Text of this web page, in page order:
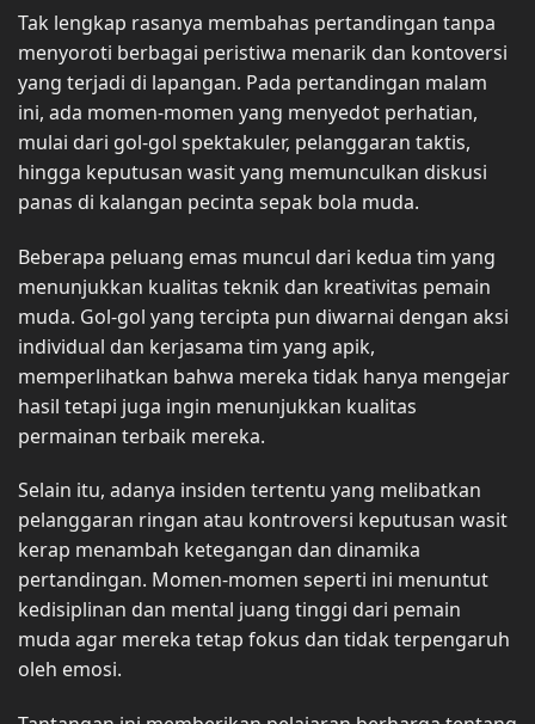
Tak lengkap rasanya membahas pertandingan tanpa
menyoroti berbagai peristiwa menarik dan kontoversi
yang terjadi di lapangan. Pada pertandingan malam
ini, ada momen-momen yang menyedot perhatian,
mulai dari gol-gol spektakuler, pelanggaran taktis,
hingga keputusan wasit yang memunculkan diskusi
panas di kalangan pecinta sepak bola muda.
Beberapa peluang emas muncul dari kedua tim yang
menunjukkan kualitas teknik dan kreativitas pemain
muda. Gol-gol yang tercipta pun diwarnai dengan aksi
individual dan kerjasama tim yang apik,
memperlihatkan bahwa mereka tidak hanya mengejar
hasil tetapi juga ingin menunjukkan kualitas
permainan terbaik mereka.
Selain itu, adanya insiden tertentu yang melibatkan
pelanggaran ringan atau kontroversi keputusan wasit
kerap menambah ketegangan dan dinamika
pertandingan. Momen-momen seperti ini menuntut
kedisiplinan dan mental juang tinggi dari pemain
muda agar mereka tetap fokus dan tidak terpengaruh
oleh emosi.